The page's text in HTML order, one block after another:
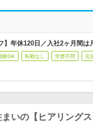
】年休120日／入社2ヶ月間は
験OK 転勤なし 学歴不問 完
まいの【ヒアリング